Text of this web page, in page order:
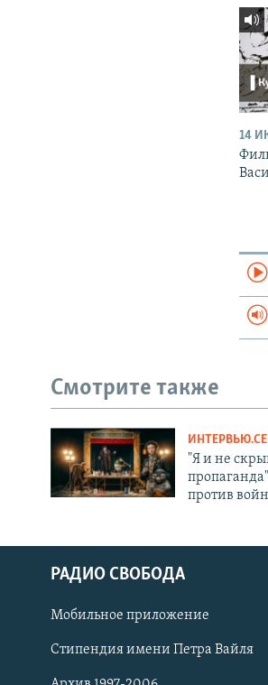
СОЦИАЛЬНЫЕ СЕТИ
14
Смотрите также
"Я и не
против
РАДИО СВОБОДА
Мобильное приложение
Стипендия имени Петра Вайля